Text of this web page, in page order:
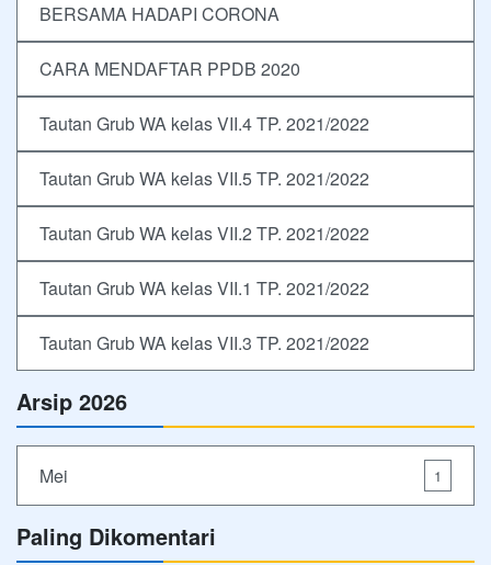
BERSAMA HADAPI CORONA
CARA MENDAFTAR PPDB 2020
Tautan Grub WA kelas VII.4 TP. 2021/2022
Tautan Grub WA kelas VII.5 TP. 2021/2022
Tautan Grub WA kelas VII.2 TP. 2021/2022
Tautan Grub WA kelas VII.1 TP. 2021/2022
Tautan Grub WA kelas VII.3 TP. 2021/2022
Arsip 2026
Mei 1
Paling Dikomentari